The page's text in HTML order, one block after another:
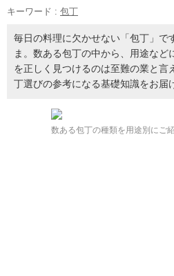
キーワード : 包丁
毎日の料理に欠かせない「包丁」で
ま。数ある包丁の中から、用途など
を正しく見つけるのは至難の業と言
丁選びの参考になる基礎知識をお届
数ある包丁の種類を用途別にご